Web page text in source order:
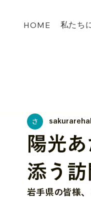
HOME 私たち
陽光
添う
岩手県の皆様